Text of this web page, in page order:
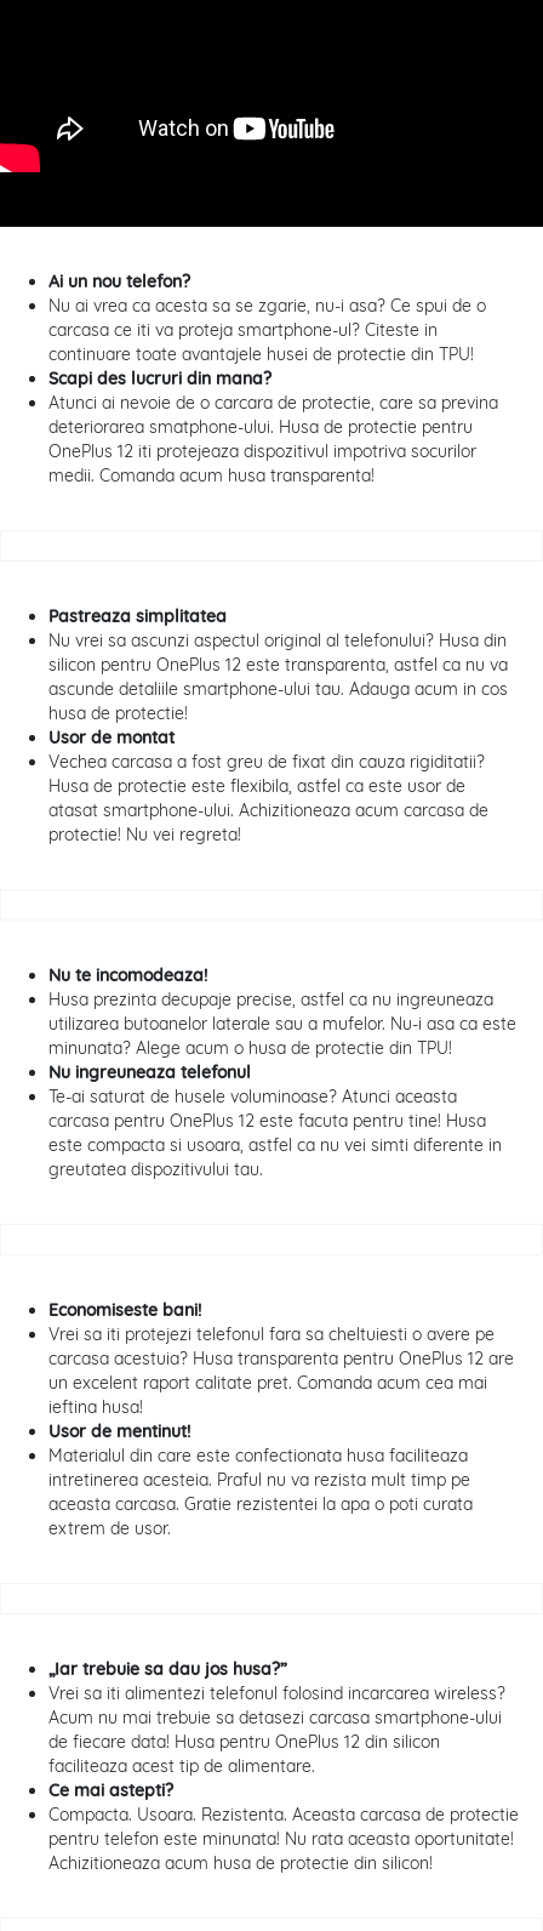
Ai un nou telefon?
Nu ai vrea ca acesta sa se zgarie, nu-i asa? Ce spui de o
carcasa ce iti va proteja smartphone-ul? Citeste in
continuare toate avantajele husei de protectie din TPU!
Scapi des lucruri din mana?
Atunci ai nevoie de o carcara de protectie, care sa previna
deteriorarea smatphone-ului. Husa de protectie pentru
OnePlus 12 iti protejeaza dispozitivul impotriva socurilor
medii. Comanda acum husa transparenta!
Pastreaza simplitatea
Nu vrei sa ascunzi aspectul original al telefonului? Husa din
silicon pentru OnePlus 12 este transparenta, astfel ca nu va
ascunde detaliile smartphone-ului tau. Adauga acum in cos
husa de protectie!
Usor de montat
Vechea carcasa a fost greu de fixat din cauza rigiditatii?
Husa de protectie este flexibila, astfel ca este usor de
atasat smartphone-ului. Achizitioneaza acum carcasa de
protectie! Nu vei regreta!
Nu te incomodeaza!
Husa prezinta decupaje precise, astfel ca nu ingreuneaza
utilizarea butoanelor laterale sau a mufelor. Nu-i asa ca este
minunata? Alege acum o husa de protectie din TPU!
Nu ingreuneaza telefonul
Te-ai saturat de husele voluminoase? Atunci aceasta
carcasa pentru OnePlus 12 este facuta pentru tine! Husa
este compacta si usoara, astfel ca nu vei simti diferente in
greutatea dispozitivului tau.
Economiseste bani!
Vrei sa iti protejezi telefonul fara sa cheltuiesti o avere pe
carcasa acestuia? Husa transparenta pentru OnePlus 12 are
un excelent raport calitate pret. Comanda acum cea mai
ieftina husa!
Usor de mentinut!
Materialul din care este confectionata husa faciliteaza
intretinerea acesteia. Praful nu va rezista mult timp pe
aceasta carcasa. Gratie rezistentei la apa o poti curata
extrem de usor.
„Iar trebuie sa dau jos husa?”
Vrei sa iti alimentezi telefonul folosind incarcarea wireless?
Acum nu mai trebuie sa detasezi carcasa smartphone-ului
de fiecare data! Husa pentru OnePlus 12 din silicon
faciliteaza acest tip de alimentare.
Ce mai astepti?
Compacta. Usoara. Rezistenta. Aceasta carcasa de protectie
pentru telefon este minunata! Nu rata aceasta oportunitate!
Achizitioneaza acum husa de protectie din silicon!